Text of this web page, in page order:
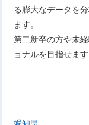
る膨大なデータを
ます。
第二新卒の方や未
ョナルを目指せます